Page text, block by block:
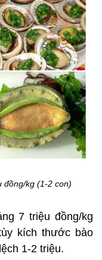
đồng/kg (1-2 con)
7 triệu đồng/kg
kích thước bào
1-2 triệu.